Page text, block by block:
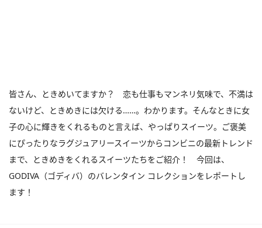
皆さん、ときめいてますか？ 恋も仕事もマンネリ気味で、不満は
ないけど、ときめきには欠ける……。わかります。そんなときに女
子の心に輝きをくれるものと言えば、やっぱりスイーツ。ご褒美
にぴったりなラグジュアリースイーツからコンビニの最新トレンド
まで、ときめきをくれるスイーツたちをご紹介！ 今回は、
GODIVA（ゴディバ）のバレンタイン コレクションをレポートし
ます！